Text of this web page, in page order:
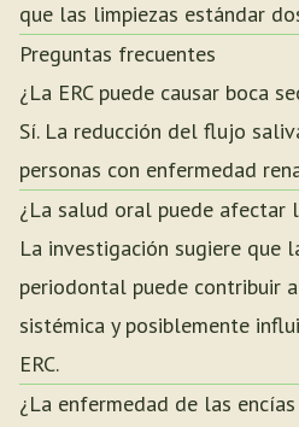
que las limpiezas estándar
Preguntas frecuentes
¿La ERC puede causar boca
Sí. La reducción del flujo
personas con enfermedad
¿La salud oral puede afectar
La investigación sugiere que
periodontal puede contribuir
sistémica y posiblemente
ERC.
¿La enfermedad de las